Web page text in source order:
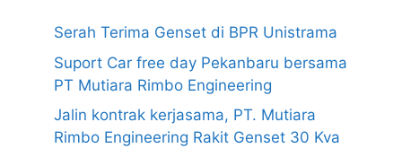
Serah Terima Genset di BPR Unistrama
Suport Car free day Pekanbaru bersama
PT Mutiara Rimbo Engineering
Jalin kontrak kerjasama, PT. Mutiara
Rimbo Engineering Rakit Genset 30 Kva